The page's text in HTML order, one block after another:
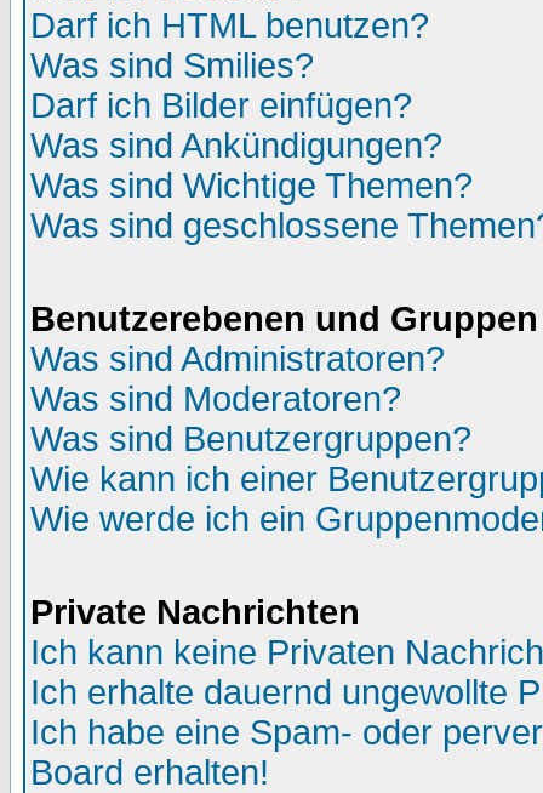
Darf ich HTML benutzen?
Was sind Smilies?
Darf ich Bilder einfügen?
Was sind Ankündigungen?
Was sind Wichtige Themen?
Was sind geschlossene
Benutzerebenen und Gruppen
Was sind Administratoren?
Was sind Moderatoren?
Was sind Benutzergruppen?
Wie kann ich einer
Wie werde ich ein
Private Nachrichten
Ich kann keine Privaten
Ich erhalte dauernd ungewollte
Ich habe eine Spam- oder
Board erhalten!